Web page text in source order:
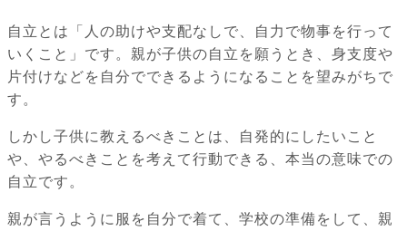
自立とは「人の助けや支配なしで、自力で物事を行って
いくこと」です。親が子供の自立を願うとき、身支度や
片付けなどを自分でできるようになることを望みがちで
す。
しかし子供に教えるべきことは、自発的にしたいこと
や、やるべきことを考えて行動できる、本当の意味での
自立です。
親が言うように服を自分で着て、学校の準備をして、親